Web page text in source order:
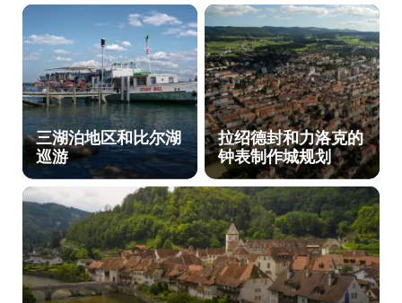
三湖泊地区和比尔湖
巡游
拉绍德封和力洛克的
钟表制作城规划